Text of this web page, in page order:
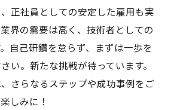
正社員としての安定した雇用も実
界の需要は高く、技術者としての
自己研鑽を怠らず、まずは一歩を
い。新たな挑戦が待っています。
さらなるステップや成功事例をご
しみに！